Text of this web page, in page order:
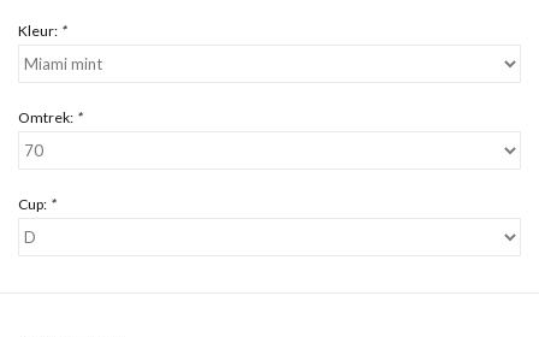
Kleur: *
Omtrek: *
Cup: *